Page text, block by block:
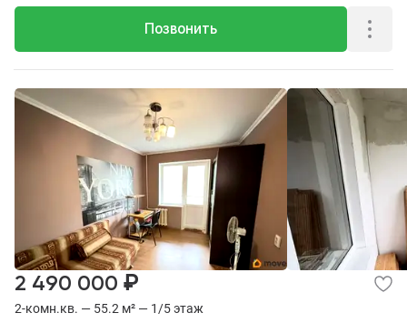
Позвонить
2-комн.кв. — 55.2 м² — 1/5 этаж
2 490 000 ₽